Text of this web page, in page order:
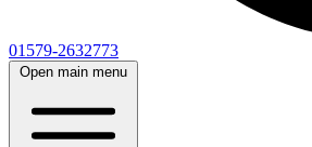
01579-2632773
Open main menu